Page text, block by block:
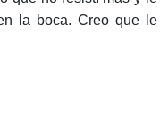
la boca. Creo que le